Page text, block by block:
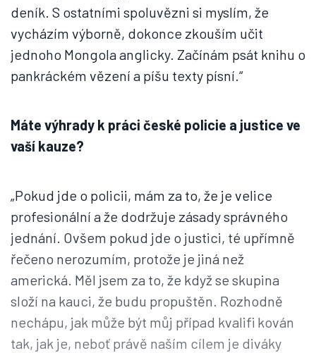
deník. S ostatními spoluvězni si myslím, že
vycházím výborně, dokonce zkouším učit
jednoho Mongola anglicky. Začínám psát knihu o
pankráckém vězení a píšu texty písní.“
Máte výhrady k práci české policie a justice ve
vaší kauze?
„Pokud jde o policii, mám za to, že je velice
profesionální a že dodržuje zásady správného
jednání. Ovšem pokud jde o justici, té upřímně
řečeno nerozumím, protože je jiná než
americká. Měl jsem za to, že když se skupina
složí na kauci, že budu propuštěn. Rozhodně
nechápu, jak může být můj případ kvalifi kován
tak, jak je, neboť právě naším cílem je diváky